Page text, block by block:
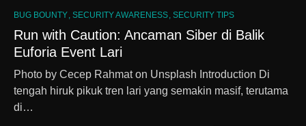
BUG BOUNTY SECURITY AWARENESS SECURITY TIPS
Run with Caution: Ancaman Siber di Balik
Euforia Event Lari
Photo by Cecep Rahmat on Unsplash Introduction Di
tengah hiruk pikuk tren lari yang semakin masif, terutama
di…